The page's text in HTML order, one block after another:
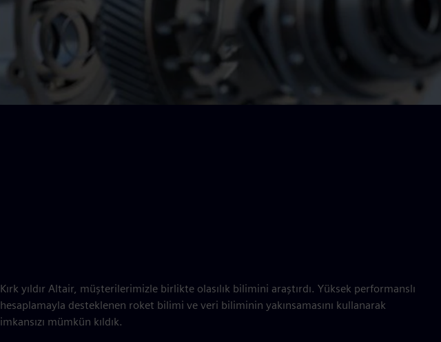
Kırk yıldır Altair, müşterilerimizle birlikte olasılık bilimini araştırdı. Yüksek performanslı
hesaplamayla desteklenen roket bilimi ve veri biliminin yakınsamasını kullanarak
imkansızı mümkün kıldık.